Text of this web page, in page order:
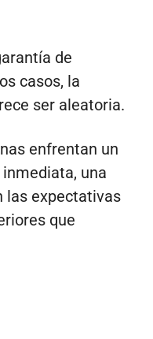
de
casos, la
ser aleatoria.
enfrentan un
una
las expectativas
que